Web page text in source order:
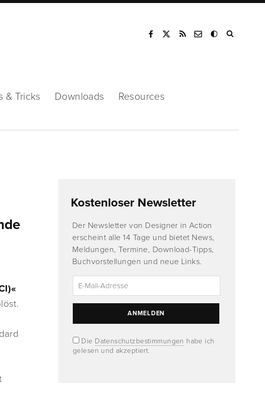
& Tricks Downloads Resources
Kostenloser Newsletter
Der Newsletter von Designer in Action
erscheint alle 14 Tage und bietet News,
Meldungen, Termine, Download-Tipps,
Buchvorstellungen und neue Links.
Die Datenschutzbestimmungen habe ich
gelesen und akzeptiert.